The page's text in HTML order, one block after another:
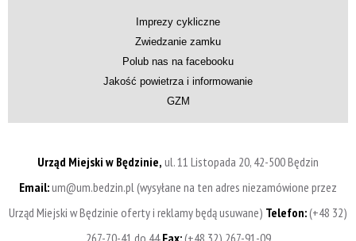
Imprezy cykliczne
Zwiedzanie zamku
Polub nas na facebooku
Jakość powietrza i informowanie
GZM
Urząd Miejski w Będzinie, ul. 11 Listopada 20, 42-500 Będzin
Email:um@um.bedzin.pl (wysyłane na ten adres niezamówione przez
Urząd Miejski w Będzinie oferty i reklamy będą usuwane) Telefon:(+48 32)